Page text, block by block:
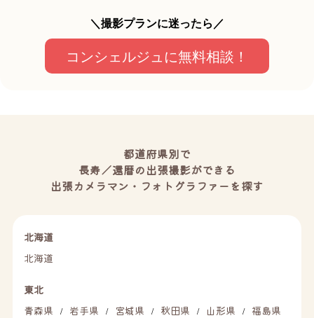
＼撮影プランに迷ったら／
コンシェルジュに無料相談！
都道府県別で
長寿／還暦の出張撮影ができる
出張カメラマン・フォトグラファーを探す
北海道
北海道
東北
青森県
/ 岩手県 / 宮城県 / 秋田県 / 山形県 / 福島県